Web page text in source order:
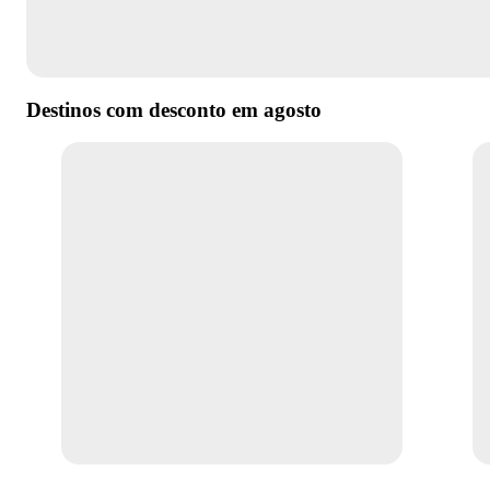
Destinos com desconto em agosto